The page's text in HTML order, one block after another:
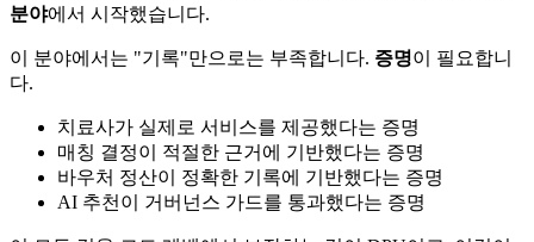
분야에서 시작했습니다.
이 분야에서는 "기록"만으로는 부족합니다. 증명이 필요합니
다.
치료사가 실제로 서비스를 제공했다는 증명
매칭 결정이 적절한 근거에 기반했다는 증명
바우처 정산이 정확한 기록에 기반했다는 증명
AI 추천이 거버넌스 가드를 통과했다는 증명